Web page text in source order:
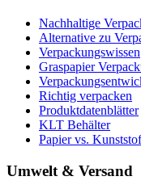
Nachhaltige
Alternative zu
Verpackungswissen
Graspapier
Richtig verpacken
Produktdatenblätter
KLT Behälter
Papier vs.
Umwelt & Versand